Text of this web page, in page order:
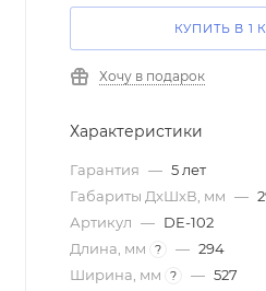
КУПИТЬ В 1
Хочу в подарок
Характеристики
Гарантия — 5 лет
Габариты ДxШxВ, мм —
Артикул — DE-102
Длина, мм
? — 294
Ширина, мм
? — 527